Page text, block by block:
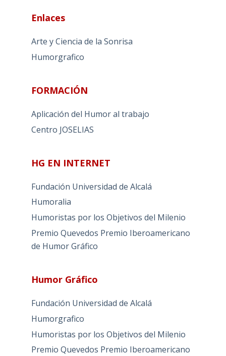
Enlaces
Arte y Ciencia de la Sonrisa
Humorgrafico
FORMACIÓN
Aplicación del Humor al trabajo
Centro JOSELIAS
HG EN INTERNET
Fundación Universidad de Alcalá
Humoralia
Humoristas por los Objetivos del Milenio
Premio Quevedos Premio Iberoamericano
de Humor Gráfico
Humor Gráfico
Fundación Universidad de Alcalá
Humorgrafico
Humoristas por los Objetivos del Milenio
Premio Quevedos Premio Iberoamericano